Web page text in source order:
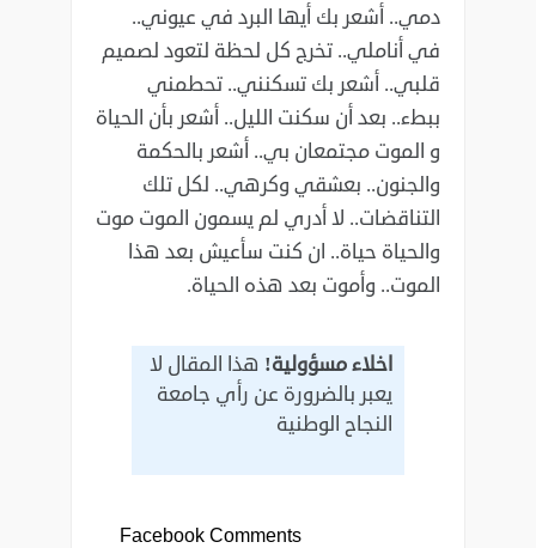
دمي.. أشعر بك أيها البرد في عيوني..
في أناملي.. تخرج كل لحظة لتعود لصميم
قلبي.. أشعر بك تسكنني.. تحطمني
ببطء.. بعد أن سكنت الليل.. أشعر بأن الحياة
و الموت مجتمعان بي.. أشعر بالحكمة
والجنون.. بعشقي وكرهي.. لكل تلك
التناقضات.. لا أدري لم يسمون الموت موت
والحياة حياة.. ان كنت سأعيش بعد هذا
الموت.. وأموت بعد هذه الحياة.
اخلاء مسؤولية! هذا المقال لا
يعبر بالضرورة عن رأي جامعة
النجاح الوطنية
Facebook Comments